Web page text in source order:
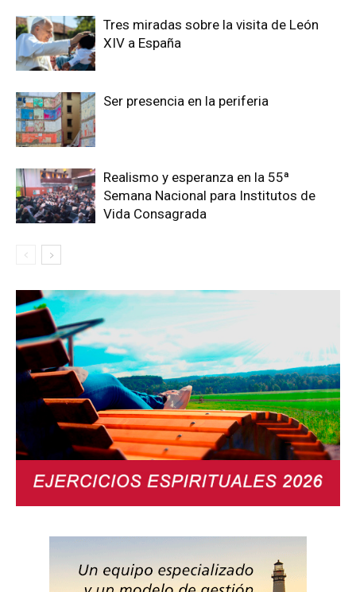
Tres miradas sobre la visita de León
XIV a España
Ser presencia en la periferia
Realismo y esperanza en la 55ª
Semana Nacional para Institutos de
Vida Consagrada